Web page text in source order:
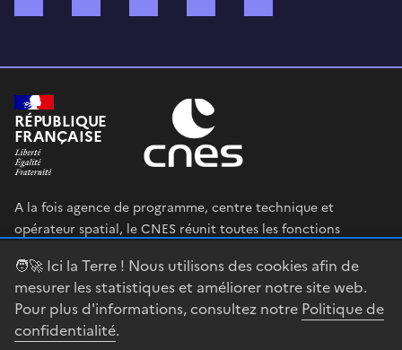
🧑‍🚀 Ici la Terre ! Nous utilisons des cookies afin de
mesurer les statistiques et améliorer notre site web.
Pour plus d'informations, consultez notre Politique de
confidentialité.
RÉPUBLIQUE
FRANÇAISE
A la fois agence de programme, centre technique et
opérateur spatial, le CNES réunit toutes les fonctions
en œuvre sa stratégie spatiale.
legifrance.gouv.fr
gouvernement.fr